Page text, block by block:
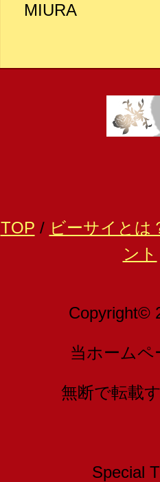
MIURA
TOP / ビーサイとは
ント
Copyright©
当ホーム
無断で転載
Special